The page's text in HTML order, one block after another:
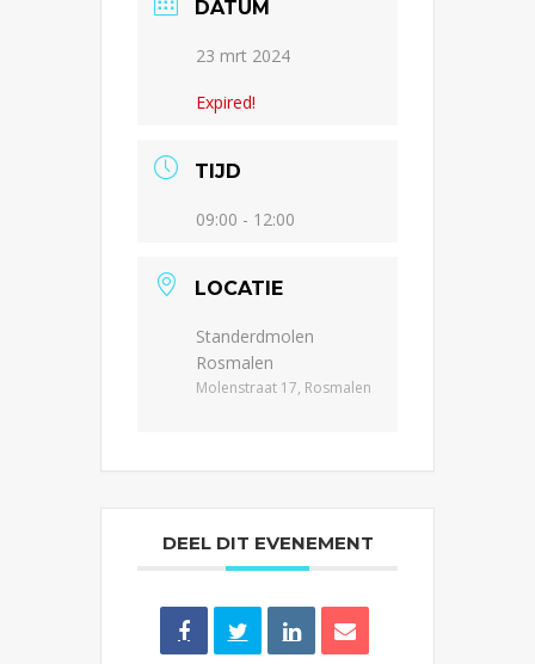
DATUM
23 mrt 2024
Expired!
TIJD
09:00 - 12:00
LOCATIE
Standerdmolen
Rosmalen
Molenstraat 17, Rosmalen
DEEL DIT EVENEMENT